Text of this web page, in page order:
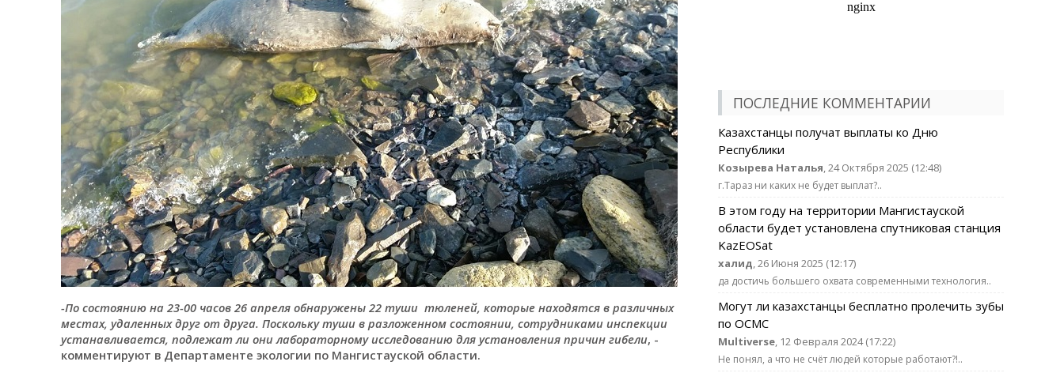
-По состоянию на 23-00 часов 26 апреля обнаружены 22 туши тюленей, которые находятся в различных
местах, удаленных друг от друга. Поскольку туши в разложенном состоянии, сотрудниками инспекции
устанавливается, подлежат ли они лабораторному исследованию для установления причин гибели, -
комментируют в Департаменте экологии по Мангистауской области.
ПОСЛЕДНИЕ КОММЕНТАРИИ
Казахстанцы получат выплаты ко Дню
Республики
Козырева Наталья, 24 Октября 2025 (12:48)
г.Тараз ни каких не будет выплат?..
В этом году на территории Мангистауской
области будет установлена спутниковая станция
KazEOSat
халид, 26 Июня 2025 (12:17)
да достичь большего охвата современными технология..
Могут ли казахстанцы бесплатно пролечить зубы
по ОСМС
Multiverse, 12 Февраля 2024 (17:22)
Не понял, а что не счёт людей которые работают?!..